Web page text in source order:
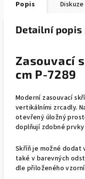
Popis Diskuze
Detailní
Zasouvací
cm P-7289
Moderní zasouvací
vertikálními zrcadly.
otevřený úložný
doplňují zdobné
Skříň je možné
také v barevných
dle přiloženého